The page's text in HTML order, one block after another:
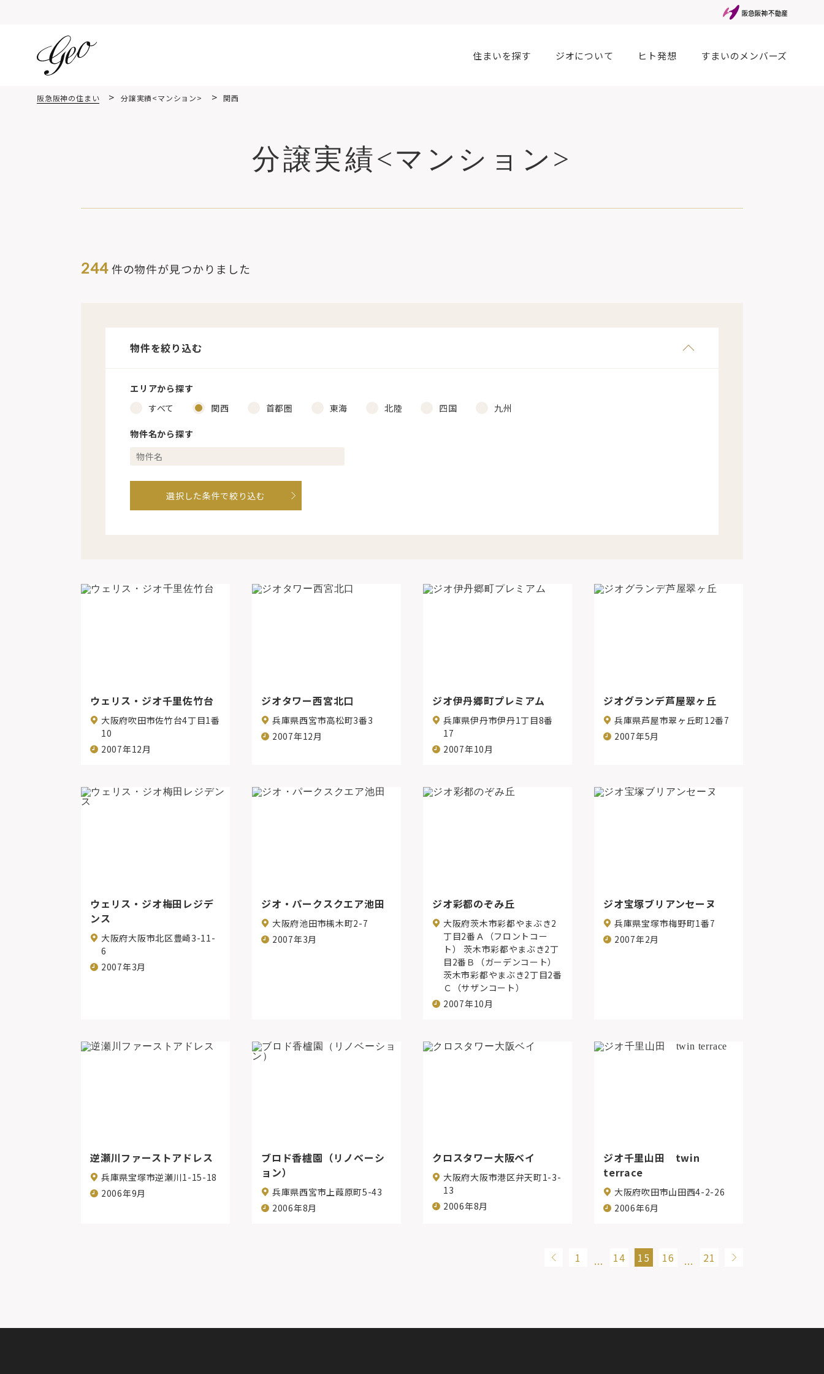
住まいを探す ジオについて ヒト発想 すまいのメンバーズ
阪急阪神の住まい 分譲実績<マンション> 関西
分譲実績<マンション>
244件の物件が見つかりました
物件を絞り込む
エリアから探す
すべて
関西 首都圏 東海 北陸 四国 九州
物件名から探す
選択した条件で絞り込む
ウェリス・ジオ千里佐竹台
大阪府吹田市佐竹台4丁目1番
10
2007年12月
ジオタワー西宮北口
兵庫県西宮市高松町3番3
2007年12月
ジオ伊丹郷町プレミアム
兵庫県伊丹市伊丹1丁目8番
17
2007年10月
ジオグランデ芦屋翠ヶ丘
兵庫県芦屋市翠ヶ丘町12番7
2007年5月
ウェリス・ジオ梅田レジデ
ンス
大阪府大阪市北区豊崎3-11-
6
2007年3月
ジオ・パークスクエア池田
大阪府池田市槻木町2-7
2007年3月
ジオ彩都のぞみ丘
大阪府茨木市彩都やまぶき2
丁目2番Ａ（フロントコー
ト） 茨木市彩都やまぶき2丁
目2番Ｂ（ガーデンコート）
茨木市彩都やまぶき2丁目2番
Ｃ（サザンコート）
2007年10月
ジオ宝塚ブリアンセーヌ
兵庫県宝塚市梅野町1番7
2007年2月
逆瀬川ファーストアドレス
兵庫県宝塚市逆瀬川1-15-18
2006年9月
ブロド香櫨園（リノベーシ
ョン）
兵庫県西宮市上葭原町5-43
2006年8月
クロスタワー大阪ベイ
大阪府大阪市港区弁天町1-3-
13
2006年8月
ジオ千里山田 twin
terrace
大阪府吹田市山田西4-2-26
2006年6月
1 … 14 15 16 … 21